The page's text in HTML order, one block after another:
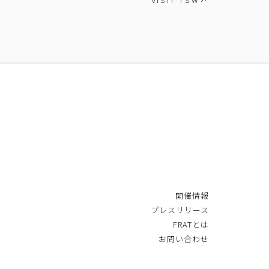
開催情報
プレスリリース
FRATとは
お問い合わせ